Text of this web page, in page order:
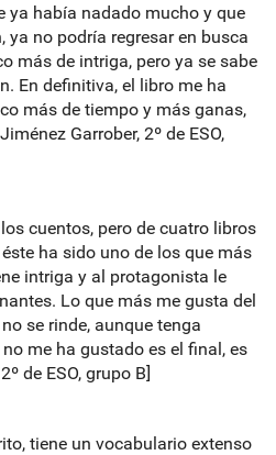
ya había nadado mucho y que
ya no podría regresar en busca
más de intriga, pero ya se sabe
En definitiva, el libro me ha
más de tiempo y más ganas,
Garrober, 2º de ESO,
cuentos, pero de cuatro libros
ha sido uno de los que más
intriga y al protagonista le
Lo que más me gusta del
se rinde, aunque tenga
me ha gustado es el final, es
de ESO, grupo B]
tiene un vocabulario extenso